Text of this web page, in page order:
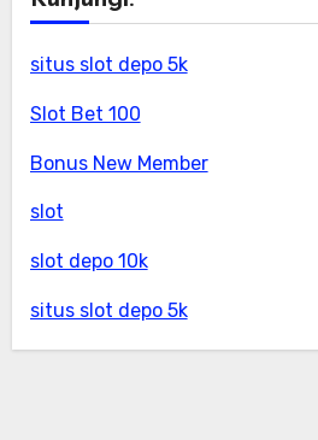
situs slot depo 5k
Slot Bet 100
Bonus New Member
slot
slot depo 10k
situs slot depo 5k